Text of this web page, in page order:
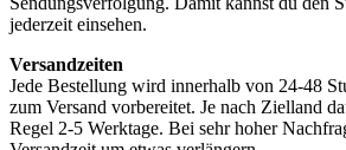
jederzeit einsehen.
Versandzeiten
Jede Bestellung wird innerhalb von 24-48
zum Versand vorbereitet. Je nach Zielland
Regel 2-5 Werktage. Bei sehr hoher